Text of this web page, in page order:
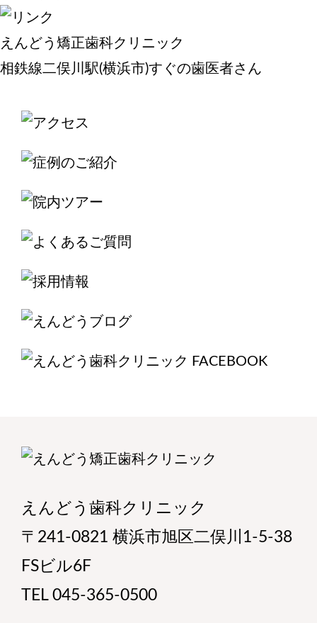
えんどう矯正歯科クリニック
相鉄線二俣川駅(横浜市)すぐの歯医者さん
えんどう歯科クリニック
〒241-0821 横浜市旭区二俣川1-5-38
FSビル6F
TEL 045-365-0500